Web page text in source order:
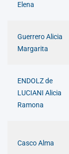
Elena
Guerrero Alicia
Margarita
ENDOLZ de
LUCIANI Alicia
Ramona
Casco Alma